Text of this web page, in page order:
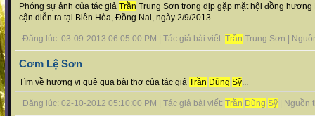
Phóng sự ảnh của tác giả Trần Trung Sơn trong dịp gặp mặt hội đồng
cận diễn ra tại Biên Hòa, Đồng Nai, ngày 2/9/2013...
Đăng lúc: 03-09-2013 06:05:00 PM | Tác giả bài viết: Trần Trung Sơn |
Cơm Lệ Sơn
Tìm về hương vị quê qua bài thơ của tác giả Trần Dũng Sỹ
Đăng lúc: 02-10-2012 05:10:00 PM | Tác giả bài viết: Trần Dũng Sỹ | Nguồn